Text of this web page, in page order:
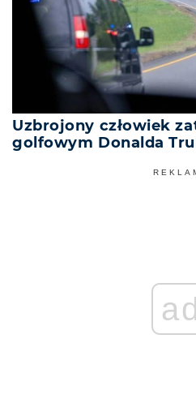
Uzbrojony człowiek
golfowym Donalda